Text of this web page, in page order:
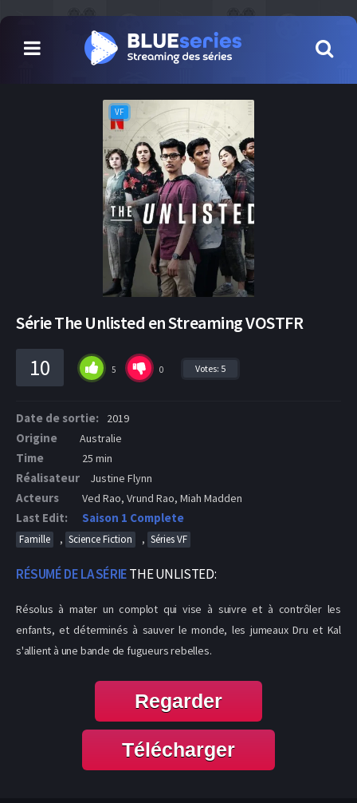
VF
Série The Unlisted en Streaming VOSTFR
10 5 0 Votes: 5
Date de sortie: 2019
Origine Australie
Time 25 min
Réalisateur Justine Flynn
Acteurs Ved Rao, Vrund Rao, Miah Madden
Last Edit: Saison 1 Complete
Famille , Science Fiction , Séries VF
RÉSUMÉ DE LA SÉRIETHE UNLISTED:
Résolus à mater un complot qui vise à suivre et à contrôler les
enfants, et déterminés à sauver le monde, les jumeaux Dru et Kal
s'allient à une bande de fugueurs rebelles.
Regarder
Télécharger